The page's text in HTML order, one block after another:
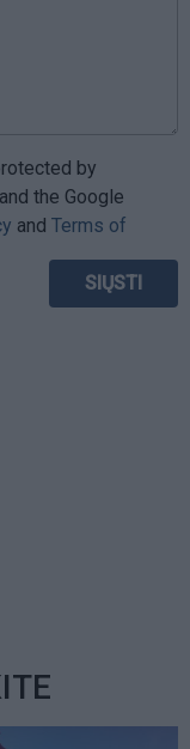
by
the Google
and Terms of